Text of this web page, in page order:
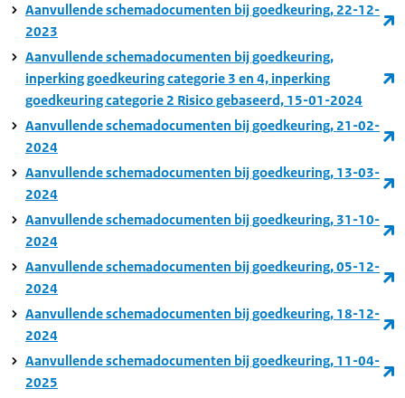
Aanvullende schemadocumenten bij goedkeuring, 22-12-
2023
Aanvullende schemadocumenten bij goedkeuring,
inperking goedkeuring categorie 3 en 4, inperking
goedkeuring categorie 2 Risico gebaseerd, 15-01-2024
Aanvullende schemadocumenten bij goedkeuring, 21-02-
2024
Aanvullende schemadocumenten bij goedkeuring, 13-03-
2024
Aanvullende schemadocumenten bij goedkeuring, 31-10-
2024
Aanvullende schemadocumenten bij goedkeuring, 05-12-
2024
Aanvullende schemadocumenten bij goedkeuring, 18-12-
2024
Aanvullende schemadocumenten bij goedkeuring, 11-04-
2025